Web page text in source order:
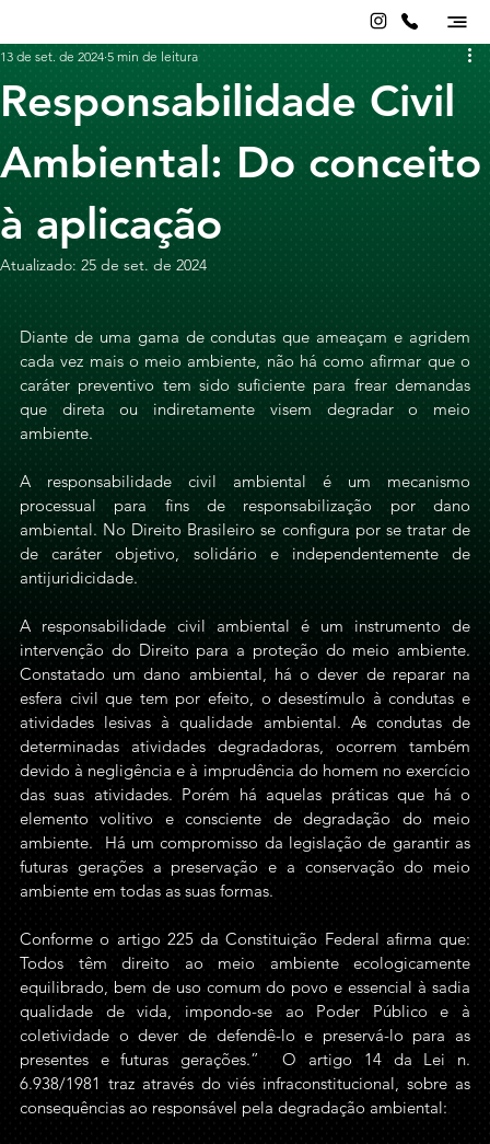
Responsabilidade Civil
Ambiental: Do conceito
à aplicação
13 de set. de 2024 5 min de leitura
Atualizado: 25 de set. de 2024
Diante de uma gama de condutas que ameaçam e agridem
cada vez mais o meio ambiente, não há como afirmar que o
caráter preventivo tem sido suficiente para frear demandas
que direta ou indiretamente visem degradar o meio
ambiente.
A responsabilidade civil ambiental é um mecanismo
processual para fins de responsabilização por dano
ambiental. No Direito Brasileiro se configura por se tratar de
de caráter objetivo, solidário e independentemente de
antijuridicidade.
A responsabilidade civil ambiental é um instrumento de
intervenção do Direito para a proteção do meio ambiente.
Constatado um dano ambiental, há o dever de reparar na
esfera civil que tem por efeito, o desestímulo à condutas e
atividades lesivas à qualidade ambiental. As condutas de
determinadas atividades degradadoras, ocorrem também
devido à negligência e à imprudência do homem no exercício
das suas atividades. Porém há aquelas práticas que há o
elemento volitivo e consciente de degradação do meio
ambiente.  Há um compromisso da legislação de garantir as
futuras gerações a preservação e a conservação do meio
ambiente em todas as suas formas.
Conforme o artigo 225 da Constituição Federal afirma que:
Todos têm direito ao meio ambiente ecologicamente
equilibrado, bem de uso comum do povo e essencial à sadia
qualidade de vida, impondo-se ao Poder Público e à
coletividade o dever de defendê-lo e preservá-lo para as
presentes e futuras gerações.”  O artigo 14 da Lei n.
6.938/1981 traz através do viés infraconstitucional, sobre as
consequências ao responsável pela degradação ambiental: